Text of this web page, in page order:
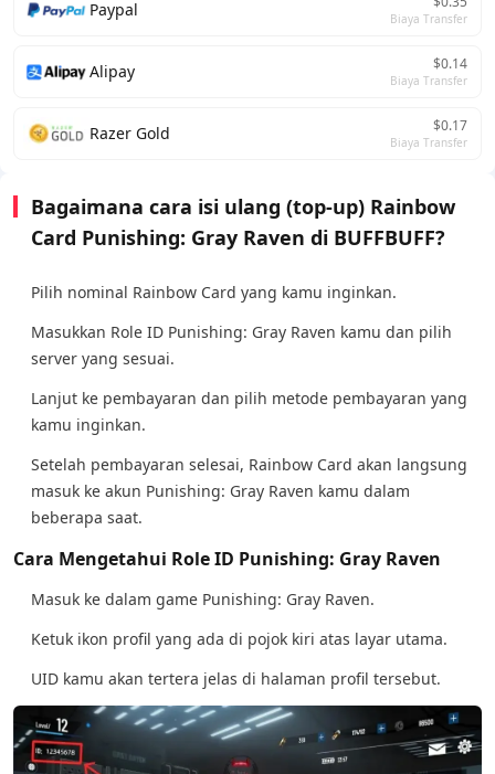
Paypal Biaya Transfer
Alipay $0.14
Biaya Transfer
Razer Gold $0.17
Biaya Transfer
Bagaimana cara isi ulang (top-up) Rainbow
Card Punishing: Gray Raven di BUFFBUFF?
Pilih nominal Rainbow Card yang kamu inginkan.
Masukkan Role ID Punishing: Gray Raven kamu dan pilih
server yang sesuai.
Lanjut ke pembayaran dan pilih metode pembayaran yang
kamu inginkan.
Setelah pembayaran selesai, Rainbow Card akan langsung
masuk ke akun Punishing: Gray Raven kamu dalam
beberapa saat.
Cara Mengetahui Role ID Punishing: Gray Raven
Masuk ke dalam game Punishing: Gray Raven.
Ketuk ikon profil yang ada di pojok kiri atas layar utama.
UID kamu akan tertera jelas di halaman profil tersebut.